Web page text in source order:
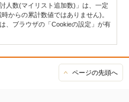
人数(マイリスト追加数)」は、一定
からの累計数値ではありません)。
、ブラウザの「Cookieの設定」が有
ページの先頭へ